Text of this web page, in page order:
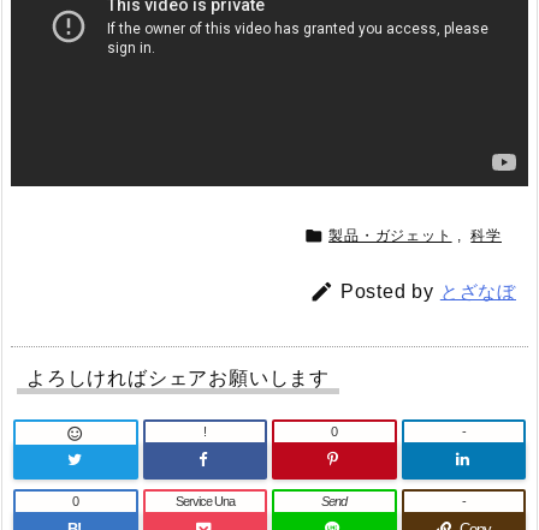
 製品・ガジェット , 科学
 Posted by とざなぼ
よろしければシェアお願いします
 ! 0 -
0 Service Una Send -